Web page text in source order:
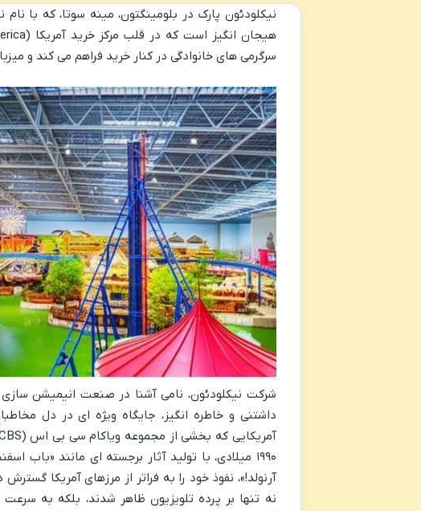
نیکلودئون پارک در بلومینگتون، مینه سوتا، که با
سرگرمی های خانوادگی در کنار خرید فراهم می کند
شرکت نیکلودئون، نامی آشنا در صنعت انیمیشن
داشتنی و خاطره انگیز، جایگاه ویژه ای در دل
۱۹۹۰ میلادی، با تولید آثار برجسته ای مانند
آرنولد!»، نفوذ خود را به فراتر از مرزهای آمریکا
نه تنها بر پرده تلویزیون ظاهر شدند، بلکه به